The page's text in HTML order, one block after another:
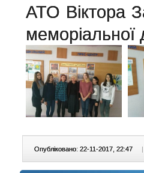
АТО Віктора
Опубліковано: 22-11-2017, 22:47 |